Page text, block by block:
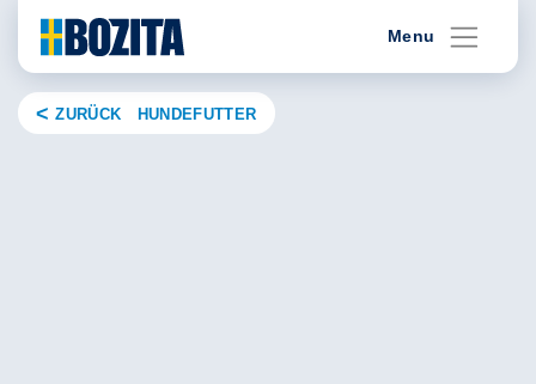
content
Menu
ZURÜCK HUNDEFUTTER